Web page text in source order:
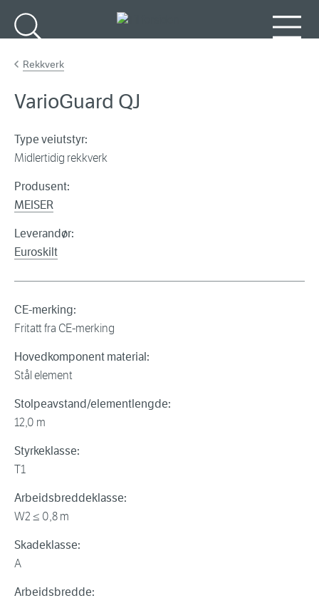
Rekkverk
VarioGuard QJ
Type veiutstyr:
Midlertidig rekkverk
Produsent:
MEISER
Leverandør:
Euroskilt
CE-merking:
Fritatt fra CE-merking
Hovedkomponent material:
Stål element
Stolpeavstand/elementlengde:
12,0 m
Styrkeklasse:
T1
Arbeidsbreddeklasse:
W2 ≤ 0,8 m
Skadeklasse:
A
Arbeidsbredde: